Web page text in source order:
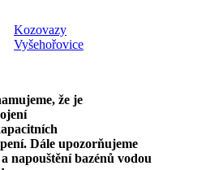
Kozovazy
Vyšehořovice
že je
Dále upozorňujeme
napouštění bazénů vodou